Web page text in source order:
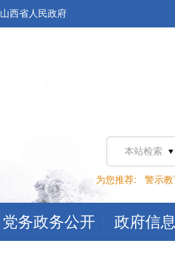
山西省人民政府
本站检索
为您推荐: 警示教
党务政务公开 政府信